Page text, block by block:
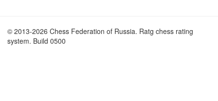
© 2013-2026 Chess Federation of Russia. Ratg chess rating
system. Build 0500